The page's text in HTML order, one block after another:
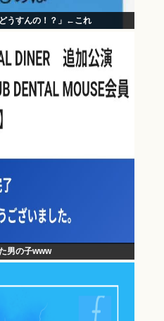
うすんの！？」←これ
男の子www